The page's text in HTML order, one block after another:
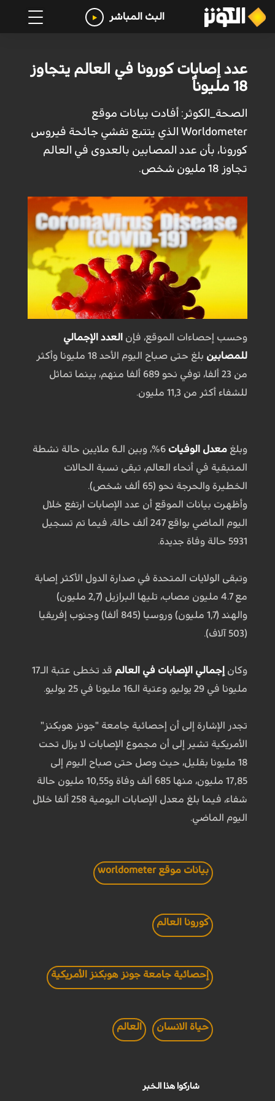
البث المباشر
عدد إصابات كورونا في العالم يتجاوز
18 مليوناً
الصحة_الكوثر: أفادت بيانات موقع
Worldometer الذي يتتبع تفشي جائحة فيروس
كورونا، بأن عدد المصابين بالعدوى في العالم
تجاوز 18 مليون شخص.
وحسب إحصاءات الموقع، فإن العدد الإجمالي
للمصابين
بلغ حتى صباح اليوم الأحد 18 مليونا وأكثر
من 23 ألفا، توفي نحو 689 ألفا منهم، بينما تماثل
للشفاء أكثر من 11,3 مليون.
وبلغ معدل الوفيات
6%، وبين الـ6 ملايين حالة نشطة
المتبقية في أنحاء العالم، تبقى نسبة الحالات
الخطيرة والحرجة نحو (65 ألف شخص).
وأظهرت بيانات الموقع أن عدد الإصابات ارتفع خلال
اليوم الماضي بواقع 247 ألف حالة، فيما تم تسجيل
5931 حالة وفاة جديدة.
وتبقى الولايات المتحدة في صدارة الدول الأكثر إصابة
مع 4.7 مليون مصاب، تليها البرازيل (2,7 مليون)
والهند (1,7 مليون) وروسيا (845 ألفا) وجنوب إفريقيا
(503 آلاف).
وكان إجمالي الإصابات في العالم
قد تخطى عتبة الـ17
مليونا في 29 يوليو، وعتية الـ16 مليونا في 25 يوليو.
تجدر الإشارة إلى أن إحصائية جامعة "جونز هوبكنز"
الأمريكية تشير إلى أن مجموع الإصابات لا يزال تحت
18 مليونا بقليل، حيث وصل حتى صباح اليوم إلى
17,85 مليون، منها 685 ألف وفاة و10,55 مليون حالة
شفاء، فيما بلغ معدل الإصابات اليومية 258 ألفا خلال
اليوم الماضي.
بيانات موقع worldometer
كورونا العالم
إحصائية جامعة جونز هوبكنز الأمريكية
حياة الانسان العالم
شاركوا هذا الخبر